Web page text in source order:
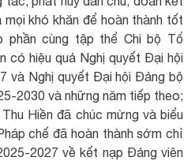
khó khăn để hoàn thành tốt
phần cùng tập thể Chi bộ Tổ
có hiệu quả Nghị quyết Đại hội
và Nghị quyết Đại hội Đảng bộ
2030 và những năm tiếp theo;
Hiền đã chúc mừng và biểu
chế đã hoàn thành sớm chỉ
2027 về kết nạp Đảng viên